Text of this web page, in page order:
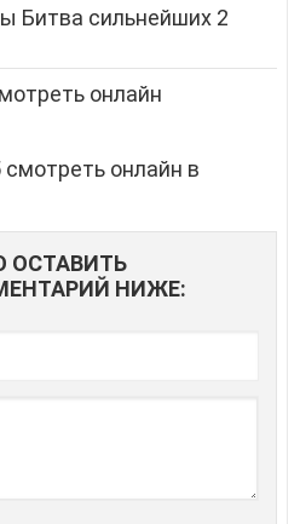
Битва сильнейших 2
онлайн
ОСТАВИТЬ
НИЖЕ: